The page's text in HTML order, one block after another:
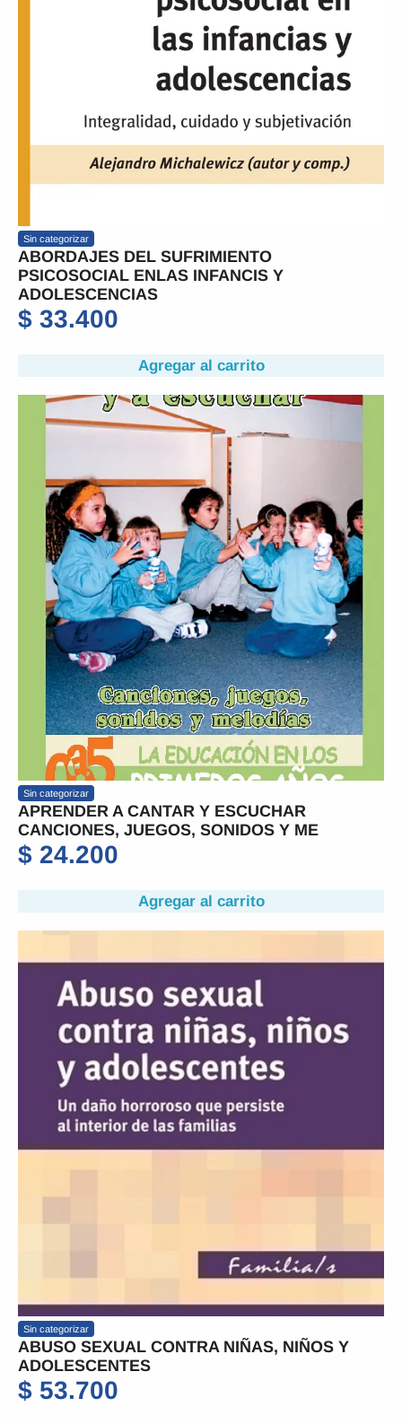
Sin categorizar
ABORDAJES DEL SUFRIMIENTO
PSICOSOCIAL ENLAS INFANCIS Y
ADOLESCENCIAS
$ 33.400
Agregar al carrito
Sin categorizar
APRENDER A CANTAR Y ESCUCHAR
CANCIONES, JUEGOS, SONIDOS Y ME
$ 24.200
Agregar al carrito
Sin categorizar
ABUSO SEXUAL CONTRA NIÑAS, NIÑOS Y
ADOLESCENTES
$ 53.700